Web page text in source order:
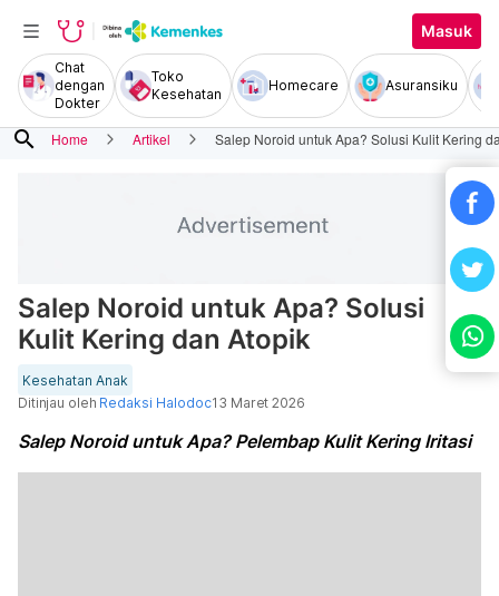
Masuk
Chat
dengan
Dokter
Toko
Kesehatan
Homecare Asuransiku
search Home Artikel Salep Noroid untuk Apa? Solusi Kulit Kering
Salep Noroid untuk Apa? Solusi
Kulit Kering dan Atopik
Kesehatan Anak
Ditinjau oleh Redaksi Halodoc13 Maret 2026
Salep Noroid untuk Apa? Pelembap Kulit Kering Iritasi